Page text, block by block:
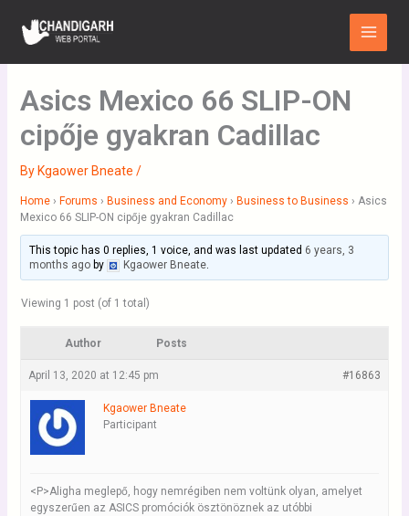
content
Main
Menu
Asics Mexico 66 SLIP-ON
cipője gyakran Cadillac
By Kgaower Bneate /
Home › Forums › Business and Economy › Business to Business › Asics
Mexico 66 SLIP-ON cipője gyakran Cadillac
This topic has 0 replies, 1 voice, and was last updated 6 years, 3
months agoby Kgaower Bneate.
Viewing 1 post (of 1 total)
Author Posts
April 13, 2020 at 12:45 pm #16863
Kgaower Bneate
Participant
<P>Aligha meglepő, hogy nemrégiben nem voltünk olyan, amelyet
egyszerűen az ASICS promóciók ösztönöznek az utóbbi